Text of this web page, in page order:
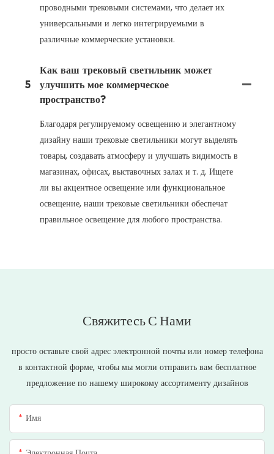
проводными трековыми системами, что делает их
универсальными и легко интегрируемыми в
различные коммерческие установки.
5
Как ваш трековый светильник может
улучшить мое коммерческое
пространство?
Благодаря регулируемому освещению и элегантному
дизайну наши трековые светильники могут выделять
товары, создавать атмосферу и улучшать видимость в
магазинах, офисах, выставочных залах и т. д. Ищете
ли вы акцентное освещение или функциональное
освещение, наши трековые светильники обеспечат
правильное освещение для любого пространства.
Свяжитесь С Нами
просто оставьте свой адрес электронной почты или номер телефона
в контактной форме, чтобы мы могли отправить вам бесплатное
предложение по нашему широкому ассортименту дизайнов
Имя